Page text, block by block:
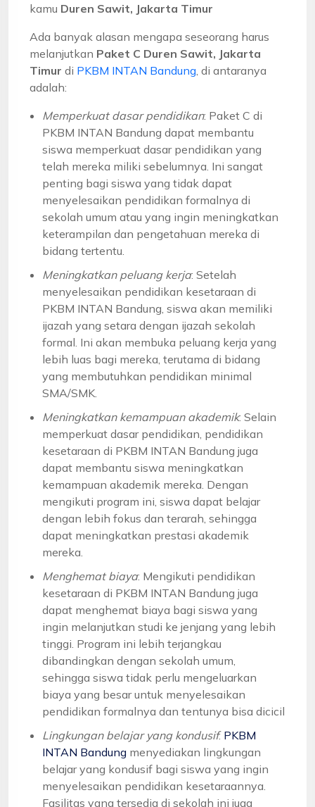
kamu Duren Sawit, Jakarta Timur
Ada banyak alasan mengapa seseorang harus
melanjutkan Paket C Duren Sawit, Jakarta
Timur di PKBM INTAN Bandung , di antaranya
adalah:
Memperkuat dasar pendidikan: Paket C di
PKBM INTAN Bandung dapat membantu
siswa memperkuat dasar pendidikan yang
telah mereka miliki sebelumnya. Ini sangat
penting bagi siswa yang tidak dapat
menyelesaikan pendidikan formalnya di
sekolah umum atau yang ingin meningkatkan
keterampilan dan pengetahuan mereka di
bidang tertentu.
Meningkatkan peluang kerja: Setelah
menyelesaikan pendidikan kesetaraan di
PKBM INTAN Bandung, siswa akan memiliki
ijazah yang setara dengan ijazah sekolah
formal. Ini akan membuka peluang kerja yang
lebih luas bagi mereka, terutama di bidang
yang membutuhkan pendidikan minimal
SMA/SMK.
Meningkatkan kemampuan akademik: Selain
memperkuat dasar pendidikan, pendidikan
kesetaraan di PKBM INTAN Bandung juga
dapat membantu siswa meningkatkan
kemampuan akademik mereka. Dengan
mengikuti program ini, siswa dapat belajar
dengan lebih fokus dan terarah, sehingga
dapat meningkatkan prestasi akademik
mereka.
Menghemat biaya: Mengikuti pendidikan
kesetaraan di PKBM INTAN Bandung juga
dapat menghemat biaya bagi siswa yang
ingin melanjutkan studi ke jenjang yang lebih
tinggi. Program ini lebih terjangkau
dibandingkan dengan sekolah umum,
sehingga siswa tidak perlu mengeluarkan
biaya yang besar untuk menyelesaikan
pendidikan formalnya dan tentunya bisa dicicil
Lingkungan belajar yang kondusif: PKBM
INTAN Bandung menyediakan lingkungan
belajar yang kondusif bagi siswa yang ingin
menyelesaikan pendidikan kesetaraannya.
Fasilitas yang tersedia di sekolah ini juga